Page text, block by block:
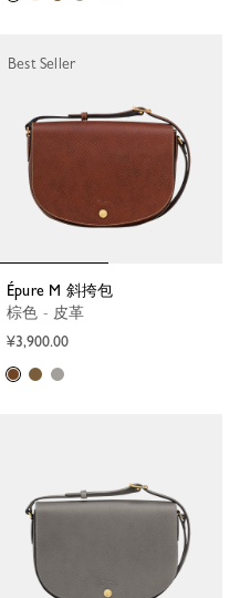
Épure M 斜挎包
棕色 - 皮革
¥3,900.00
Best Seller